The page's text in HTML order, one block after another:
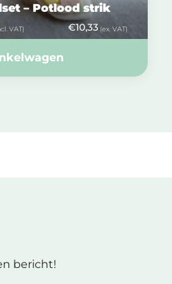
– Potlood strik
VAT) €10,33(ex. VAT)
bericht!